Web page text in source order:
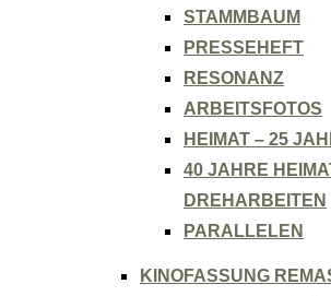
STAMMBAUM
PRESSEHEFT
RESONANZ
ARBEITSFOTOS
HEIMAT – 25
40 JAHRE
DREHARBEITEN
PARALLELEN
KINOFASSUNG